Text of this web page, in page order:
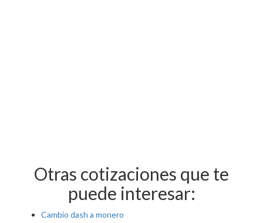
Otras cotizaciones que te
puede interesar:
Cambio dash a monero